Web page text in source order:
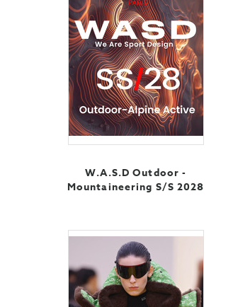
W.A.S.D Outdoor -
Mountaineering S/S 2028